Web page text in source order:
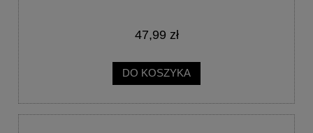
47,99 zł
DO KOSZYKA